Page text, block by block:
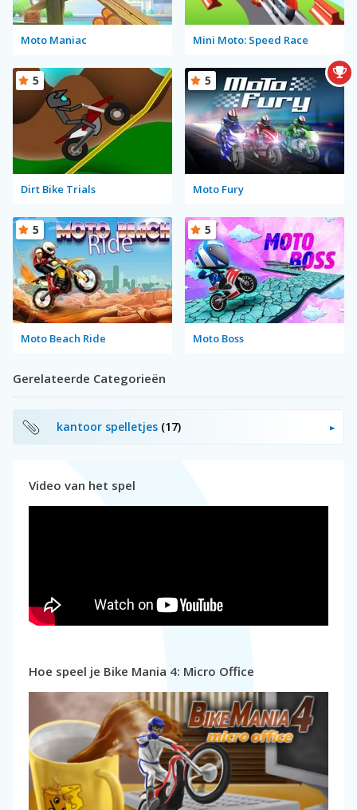
Moto Maniac Mini Moto: Speed Race
Dirt Bike Trials
5
Moto Fury
5
Moto Beach Ride
5
Moto Boss
5
Gerelateerde Categorieën
kantoor spelletjes (17)
Video van het spel
Hoe speel je Bike Mania 4: Micro Office